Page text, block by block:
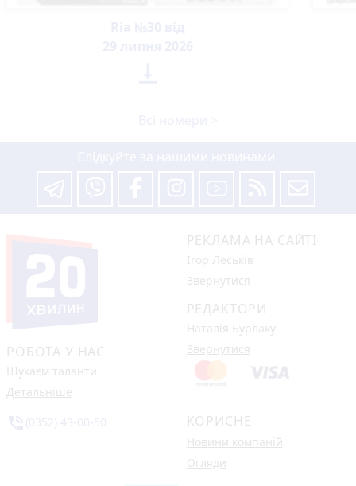
РОБОТА У НАС
Шукаєм таланти
Детальніше
РЕКЛАМА НА САЙТІ
Ігор Леськів
Звернутися
РЕДАКТОРИ
Наталія Бурлаку
Звернутися
КОРИСНЕ
Новини компаній
Огляди